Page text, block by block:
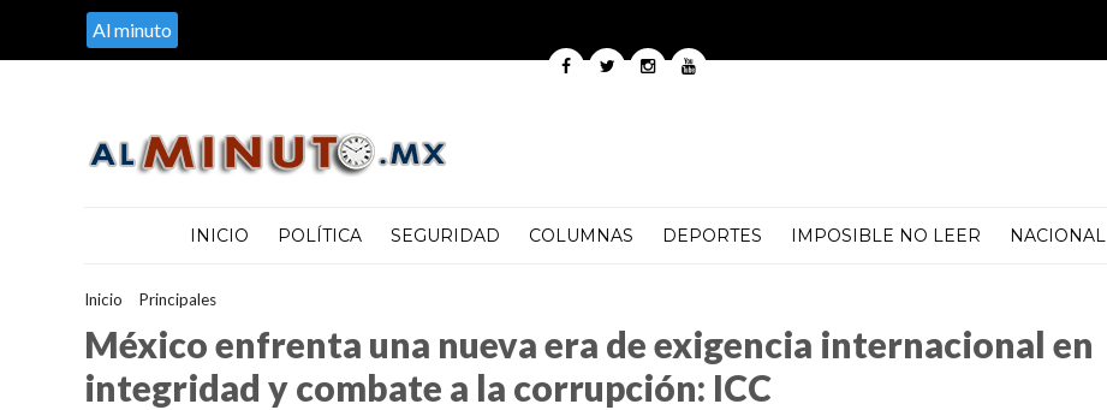
Al minuto
INICIO POLÍTICA SEGURIDAD COLUMNAS DEPORTES IMPOSIBLE NO LEER NACIONAL
Inicio Principales>
México enfrenta una nueva era de exigencia internacional en
integridad y combate a la corrupción: ICC